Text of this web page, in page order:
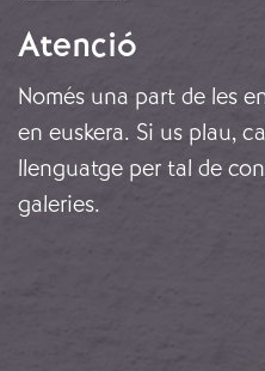
Atenció
Només una part de les
en euskera. Si us plau,
llenguatge per tal de
galeries.